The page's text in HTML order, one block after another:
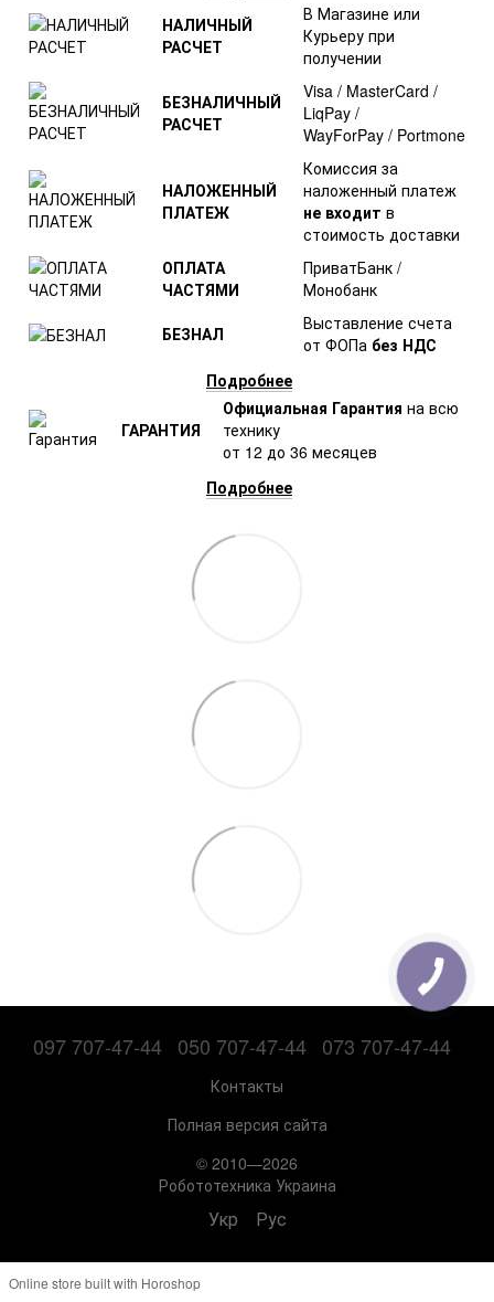
НАЛИЧНЫЙ
РАСЧЕТ
В Магазине или
Курьеру при
получении
БЕЗНАЛИЧНЫЙ
РАСЧЕТ
Visa / MasterCard /
LiqPay /
WayForPay / Portmone
НАЛОЖЕННЫЙ
ПЛАТЕЖ
Комиссия за
наложенный платеж
не входит в
стоимость доставки
ОПЛАТА
ЧАСТЯМИ
ПриватБанк /
Монобанк
БЕЗНАЛ
Выставление счета
от ФОПа без НДС
Подробнее
ГАРАНТИЯ
Официальная Гарантия на всю
технику
от 12 до 36 месяцев
Подробнее
097 707-47-44 050 707-47-44 073 707-47-44
Контакты
Полная версия сайта
© 2010—2026
Робототехника Украина
Укр Рус
Online store built with Horoshop